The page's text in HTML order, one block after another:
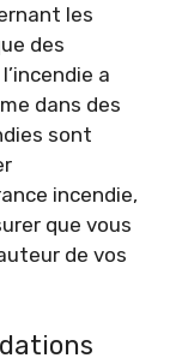
les
des
a
dans des
sont
incendie,
que vous
de vos